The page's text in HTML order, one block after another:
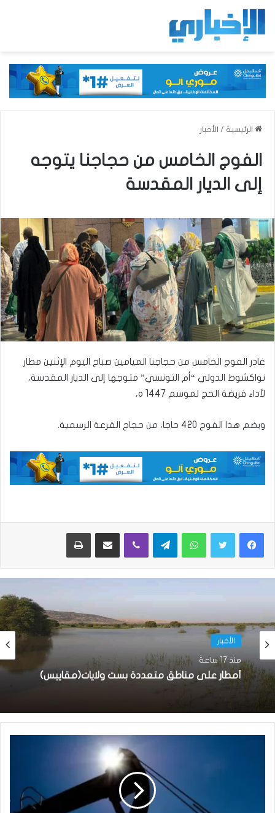
الرئيسية / الأخبار
الفوج الخامس من حجاجنا يتوجه
إلى الديار المقدسة
غادر الفوج الخامس من حجاجنا الميامين صباح اليوم الإثنين مطار
نواكشوط الدولي “أم التونسي” متوجها إلى الديار المقدسة،
لأداء فريضة الحج لموسم 1447 ه،
ويضم هذا الفوج 420 حاجا، من حجاج القرعة الرسمية.
واتساب تيلقرام ڤايبر مشاركة عبر البريد طباعة
الأخبار
منذ 17 ساعة
أمطار على مناطق متعددة بست ولايات(مقاييس)